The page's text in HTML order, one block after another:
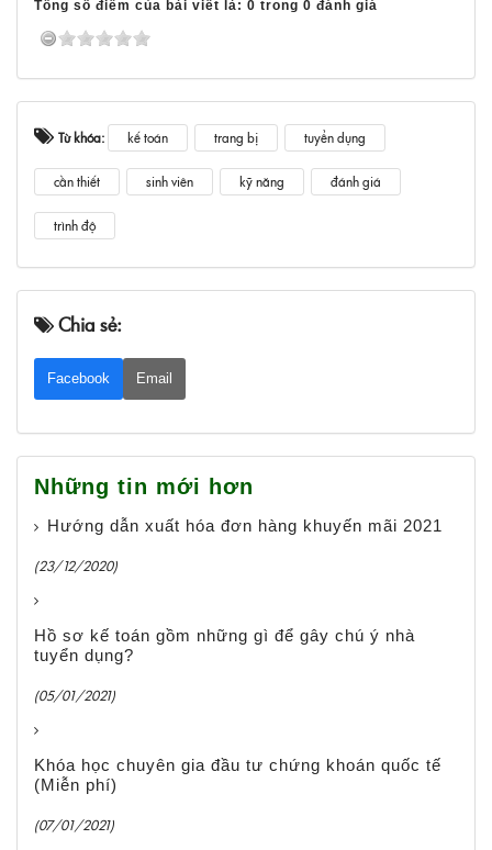
Tổng số điểm của bài viết là: 0 trong 0 đánh giá
Từ khóa: kế toán trang bị tuyển dụng
cần thiết sinh viên kỹ năng đánh giá
trình độ
Chia sẻ:
Facebook Email
Những tin mới hơn
Hướng dẫn xuất hóa đơn hàng khuyến mãi 2021
(23/12/2020)
Hồ sơ kế toán gồm những gì để gây chú ý nhà
tuyển dụng?
(05/01/2021)
Khóa học chuyên gia đầu tư chứng khoán quốc tế
(Miễn phí)
(07/01/2021)